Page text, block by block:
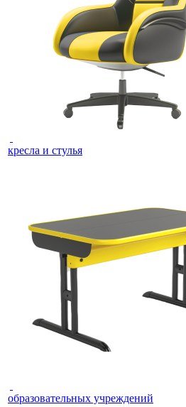
кресла и стулья
образовательных учреждений